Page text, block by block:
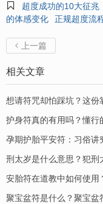

超度成功的10大征兆
的体感变化
正规超度流
 上一篇
相关文章
想请符咒却怕踩坑？这
护身符真的有用吗？懂
孕期护胎平安符：习俗
刑太岁是什么意思？犯
安胎符在道教中如何使
聚宝盆符是什么？聚宝盆